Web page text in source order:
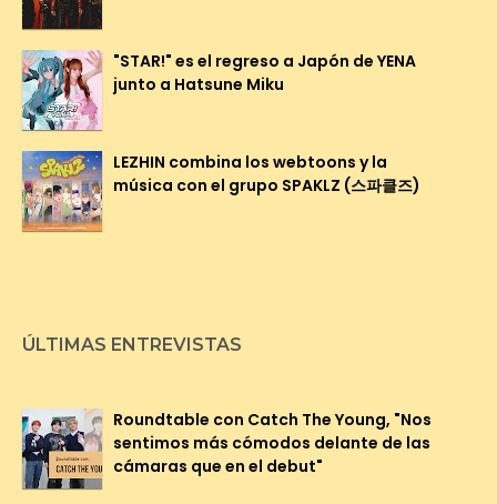
"STAR!" es el regreso a Japón de YENA
junto a Hatsune Miku
LEZHIN combina los webtoons y la
música con el grupo SPAKLZ (스파클즈)
ÚLTIMAS ENTREVISTAS
Roundtable con Catch The Young, "Nos
sentimos más cómodos delante de las
cámaras que en el debut"